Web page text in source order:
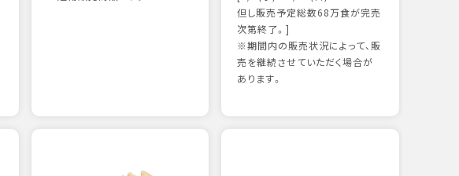
但し販売予定総数68万食が完売
次第終了。]
※期間内の販売状況によって、販
売を継続させていただく場合が
あります。